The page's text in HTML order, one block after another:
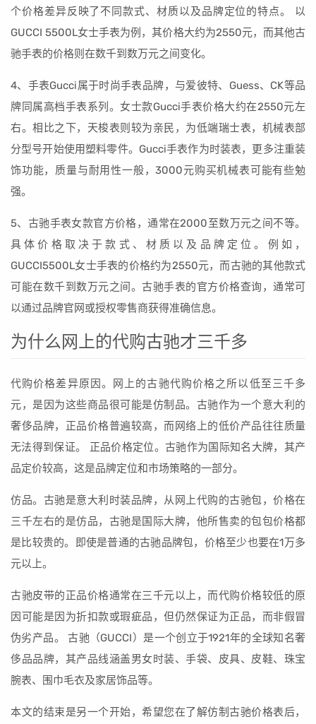
个价格差异反映了不同款式、材质以及品牌定位的特点。 以
GUCCI 5500L女士手表为例，其价格大约为2550元，而其他古
驰手表的价格则在数千到数万元之间变化。
4、手表Gucci属于时尚手表品牌，与爱彼特、Guess、CK等品
牌同属高档手表系列。女士款Gucci手表价格大约在2550元左
右。相比之下，天梭表则较为亲民，为低端瑞士表，机械表部
分型号开始使用塑料零件。Gucci手表作为时装表，更多注重装
饰功能，质量与耐用性一般，3000元购买机械表可能有些勉
强。
5、古驰手表女款官方价格，通常在2000至数万元之间不等。
具体价格取决于款式、材质以及品牌定位。例如，
GUCCI5500L女士手表的价格约为2550元，而古驰的其他款式
可能在数千到数万元之间。古驰手表的官方价格查询，通常可
以通过品牌官网或授权零售商获得准确信息。
为什么网上的代购古驰才三千多
代购价格差异原因。网上的古驰代购价格之所以低至三千多
元，是因为这些商品很可能是仿制品。古驰作为一个意大利的
奢侈品牌，正品价格普遍较高，而网络上的低价产品往往质量
无法得到保证。 正品价格定位。古驰作为国际知名大牌，其产
品定价较高，这是品牌定位和市场策略的一部分。
仿品。古驰是意大利时装品牌，从网上代购的古驰包，价格在
三千左右的是仿品，古驰是国际大牌，他所售卖的包包价格都
是比较贵的。即使是普通的古驰品牌包，价格至少也要在1万多
元以上。
古驰皮带的正品价格通常在三千元以上，而代购价格较低的原
因可能是因为折扣款或瑕疵品，但仍然保证为正品，而非假冒
伪劣产品。 古驰（GUCCI）是一个创立于1921年的全球知名奢
侈品品牌，其产品线涵盖男女时装、手袋、皮具、皮鞋、珠宝
腕表、围巾毛衣及家居饰品等。
本文的结束是另一个开始，希望您在了解仿制古驰价格表后，